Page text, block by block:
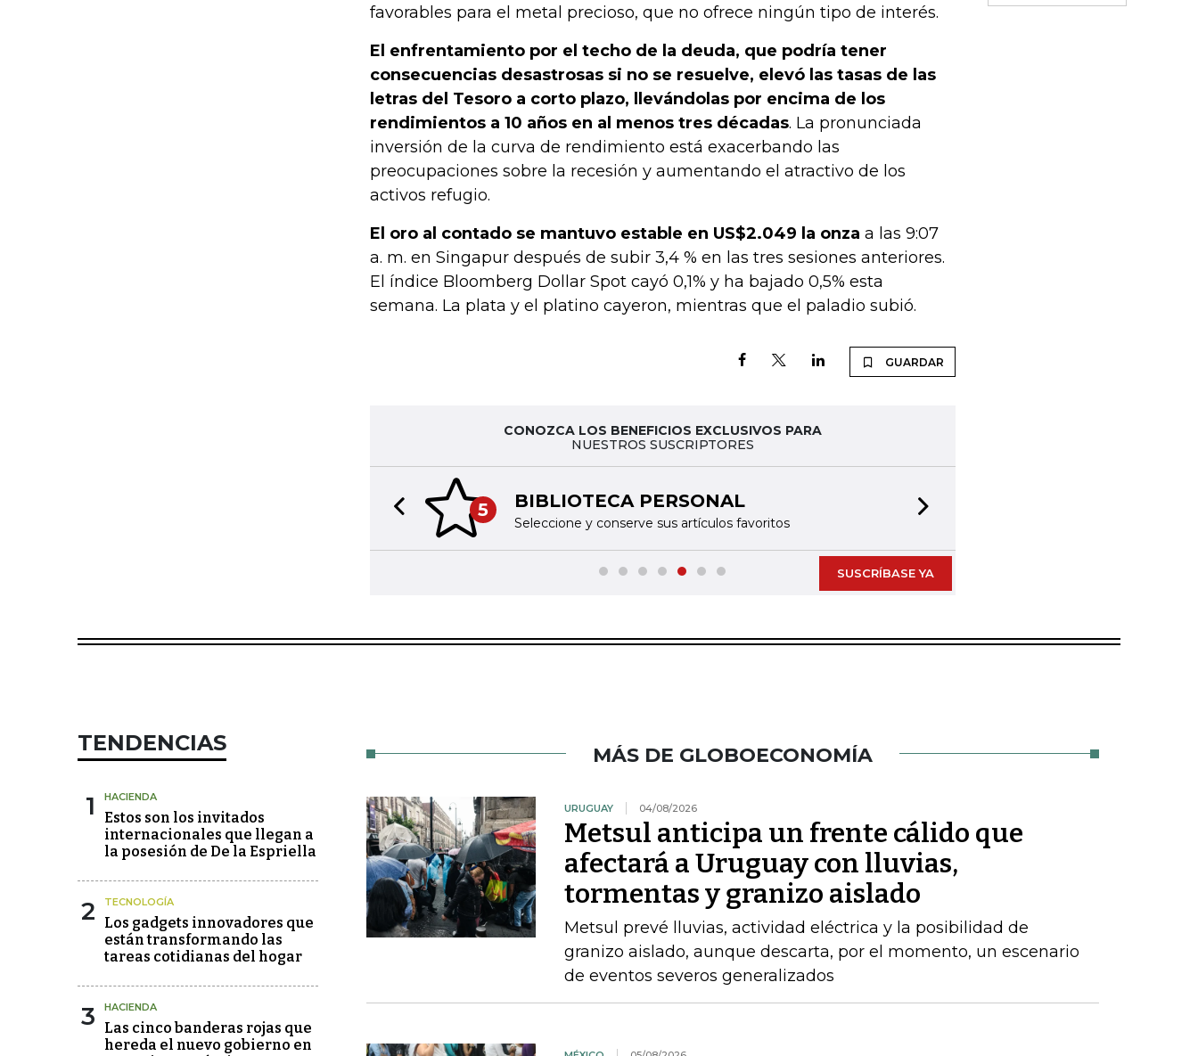
favorables para el metal precioso, que no ofrece ningún tipo de interés.
El enfrentamiento por el techo de la deuda, que podría tener
consecuencias desastrosas si no se resuelve, elevó las tasas de las
letras del Tesoro a corto plazo, llevándolas por encima de los
rendimientos a 10 años en al menos tres décadas. La pronunciada
inversión de la curva de rendimiento está exacerbando las
preocupaciones sobre la recesión y aumentando el atractivo de los
activos refugio.
El oro al contado se mantuvo estable en US$2.049 la onza a las 9:07
a. m. en Singapur después de subir 3,4 % en las tres sesiones anteriores.
El índice Bloomberg Dollar Spot cayó 0,1% y ha bajado 0,5% esta
semana. La plata y el platino cayeron, mientras que el paladio subió.
GUARDAR
CONOZCA LOS BENEFICIOS EXCLUSIVOS PARA
NUESTROS SUSCRIPTORES
5 BIBLIOTECA PERSONAL
Seleccione y conserve sus artículos favoritos
Previous slide
SUSCRÍBASE YA
TENDENCIAS
1 HACIENDA
Estos son los invitados
internacionales que llegan a
la posesión de De la Espriella
2 TECNOLOGÍA
Los gadgets innovadores que
están transformando las
tareas cotidianas del hogar
3 HACIENDA
Las cinco banderas rojas que
hereda el nuevo gobierno en
MÁS DE GLOBOECONOMÍA
URUGUAY 04/08/2026
Metsul anticipa un frente cálido que
afectará a Uruguay con lluvias,
tormentas y granizo aislado
Metsul prevé lluvias, actividad eléctrica y la posibilidad de
granizo aislado, aunque descarta, por el momento, un escenario
de eventos severos generalizados